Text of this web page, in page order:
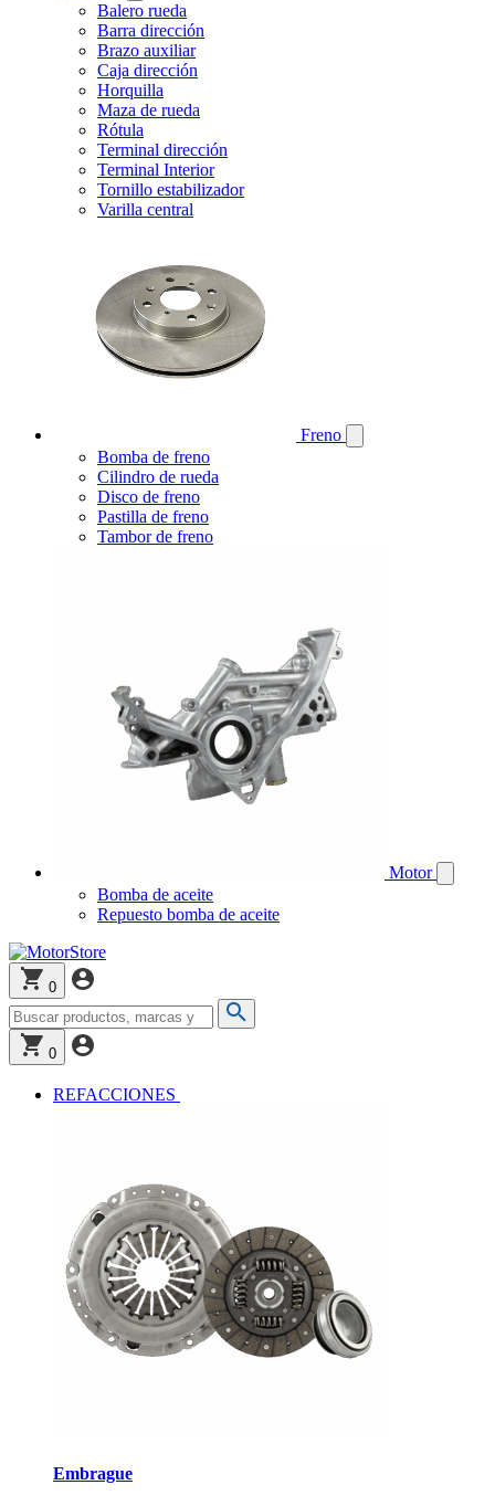
Balero rueda
Barra dirección
Brazo auxiliar
Caja dirección
Horquilla
Maza de rueda
Rótula
Terminal dirección
Terminal Interior
Tornillo estabilizador
Varilla central
Freno
Bomba de freno
Cilindro de rueda
Disco de freno
Pastilla de freno
Tambor de freno
Motor
Bomba de aceite
Repuesto bomba de aceite
0
0
REFACCIONES
Embrague